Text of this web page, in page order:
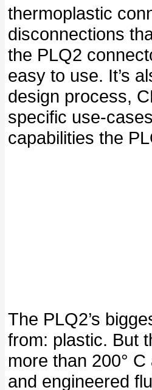
thermoplastic
disconnections
the PLQ2
easy to use. It’s
design process,
specific use-
capabilities the
The PLQ2’s
from: plastic. But
more than 200°
and engineered